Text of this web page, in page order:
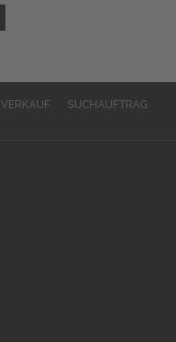
VERKAUF
SUCHAUFTRAG